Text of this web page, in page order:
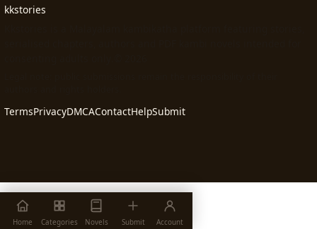
kkstories
TermsPrivacyDMCAContactHelpSubmit
Home Categories Novels Submit Account